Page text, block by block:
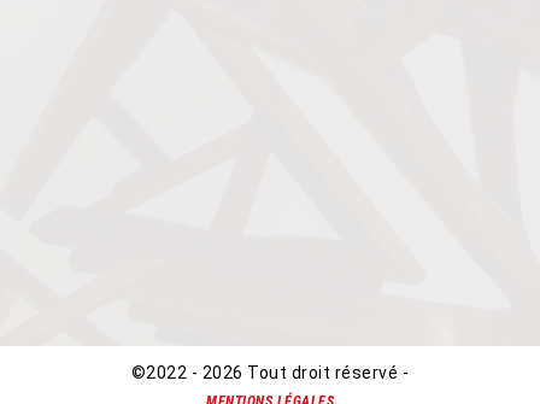
©2022 - 2026 Tout droit réservé -